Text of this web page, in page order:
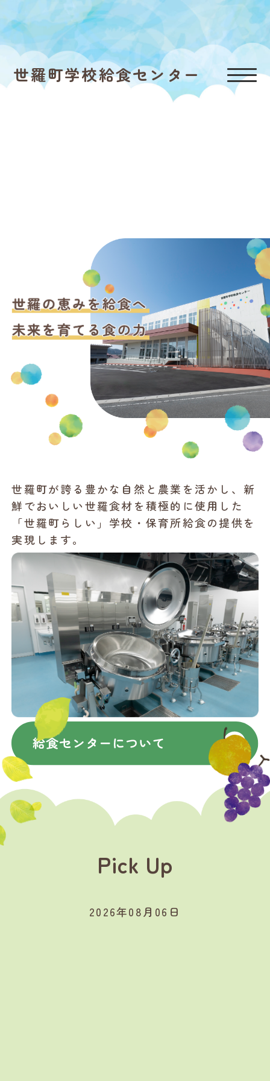
世羅町学校給食センター
世羅町が誇る豊かな自然と農業を活かし、新
鮮でおいしい世羅食材を積極的に使用した
「世羅町らしい」学校・保育所給食の提供を
実現します。
Pick Up
2026年08月06日